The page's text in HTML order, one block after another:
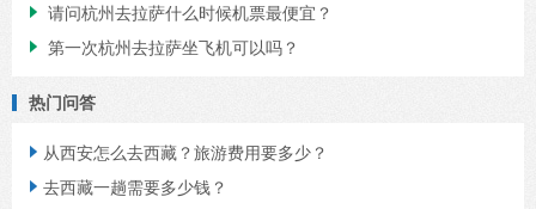
 请问杭州去拉萨什么时候机票最便宜？
 第一次杭州去拉萨坐飞机可以吗？
热门问答
 从西安怎么去西藏？旅游费用要多少？
 去西藏一趟需要多少钱？